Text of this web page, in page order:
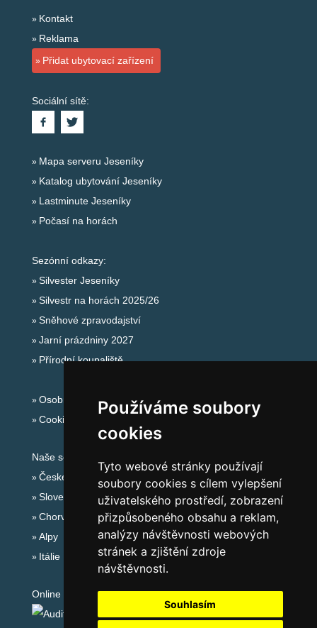
Používáme soubory
cookies
Tyto webové stránky používají
soubory cookies s cílem vylepšení
uživatelského prostředí, zobrazení
přizpůsobeného obsahu a reklam,
analýzy návštěvnosti webových
stránek a zjištění zdroje
návštěvnosti.
Souhlasím
Kontakt
Reklama
Přidat ubytovací zařízení
Sociální sítě:
Mapa serveru Jeseníky
Katalog ubytování Jeseníky
Lastminute Jeseníky
Počasí na horách
Sezónní odkazy:
Silvester Jeseníky
Silvestr na horách 2025/26
Sněhové zpravodajství
Jarní prázdniny 2027
Přírodní koupaliště
Osobní údaje
Cookies
Naše servery:
České hory
Slovenské hory
Chorvatsko
Alpy
Itálie
Online audit: